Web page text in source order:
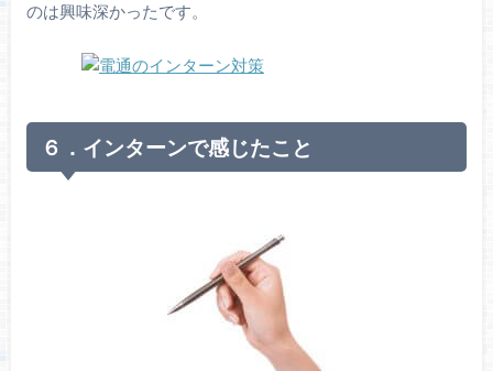
のは興味深かったです。
６．インターンで感じたこと